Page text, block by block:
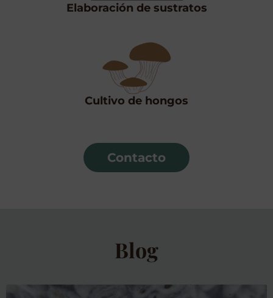
Elaboración de sustratos
Cultivo de hongos
Contacto
Blog